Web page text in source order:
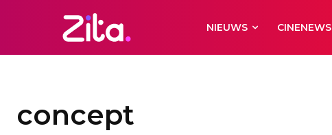
NIEUWS CINENEWS
concept